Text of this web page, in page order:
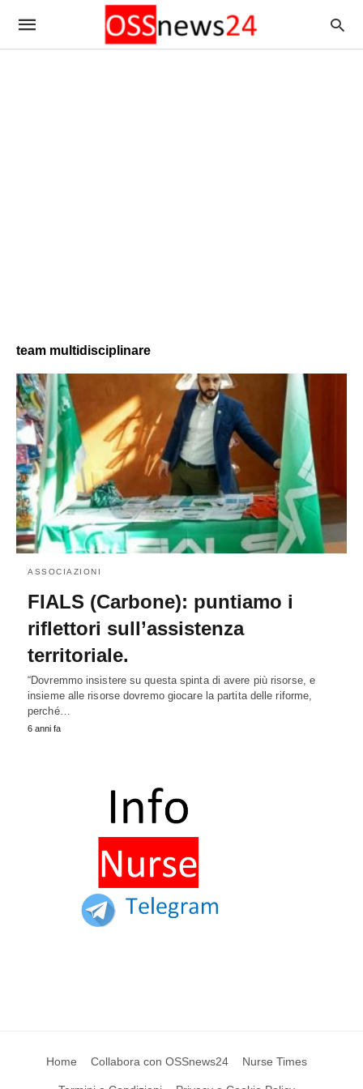
team multidisciplinare
ASSOCIAZIONI
FIALS (Carbone): puntiamo i
riflettori sull’assistenza
territoriale.
“Dovremmo insistere su questa spinta di avere più risorse, e
insieme alle risorse dovremo giocare la partita delle riforme,
perché…
6 anni fa
Home Collabora con OSSnews24 Nurse Times